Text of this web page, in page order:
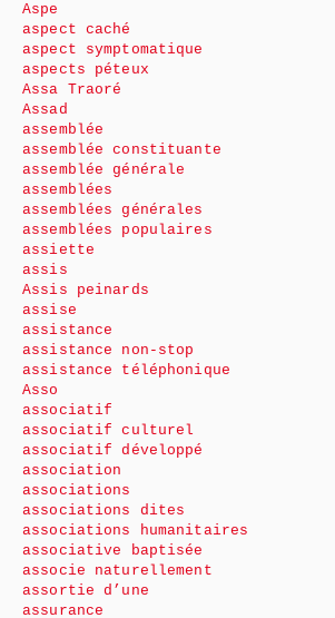
Aspe
aspect caché
aspect symptomatique
aspects péteux
Assa Traoré
Assad
assemblée
assemblée constituante
assemblée générale
assemblées
assemblées générales
assemblées populaires
assiette
assis
Assis peinards
assise
assistance
assistance non-stop
assistance téléphonique
Asso
associatif
associatif culturel
associatif développé
association
associations
associations dites
associations humanitaires
associative baptisée
associe naturellement
assortie d’une
assurance